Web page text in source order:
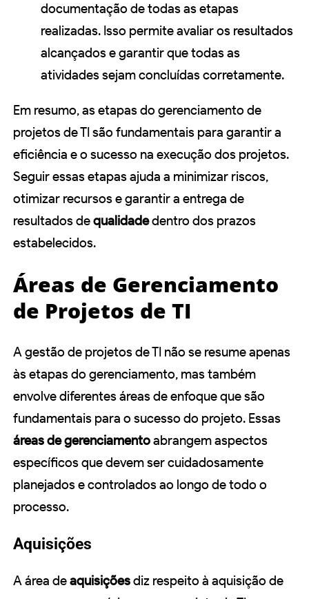
documentação de todas as etapas
realizadas. Isso permite avaliar os resultados
alcançados e garantir que todas as
atividades sejam concluídas corretamente.
Em resumo, as etapas do gerenciamento de
projetos de TI são fundamentais para garantir a
eficiência e o sucesso na execução dos projetos.
Seguir essas etapas ajuda a minimizar riscos,
otimizar recursos e garantir a entrega de
resultados dequalidadedentro dos prazos
estabelecidos.
Áreas de Gerenciamento
de Projetos de TI
A gestão de projetos de TI não se resume apenas
às etapas do gerenciamento, mas também
envolve diferentes áreas de enfoque que são
fundamentais para o sucesso do projeto. Essas
áreas de gerenciamentoabrangem aspectos
específicos que devem ser cuidadosamente
planejados e controlados ao longo de todo o
processo.
Aquisições
A área deaquisiçõesdiz respeito à aquisição de